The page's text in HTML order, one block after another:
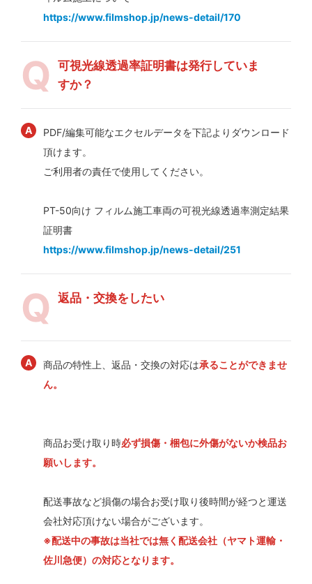
https://www.filmshop.jp/news-detail/170
可視光線透過率証明書は発行していま
すか？
PDF/編集可能なエクセルデータを下記よりダウンロード
頂けます。
ご利用者の責任で使用してください。
PT-50向け フィルム施工車両の可視光線透過率測定結果
証明書
https://www.filmshop.jp/news-detail/251
返品・交換をしたい
商品の特性上、返品・交換の対応は承ることができませ
ん。
商品お受け取り時必ず損傷・梱包に外傷がないか検品お
願いします。
配送事故など損傷の場合お受け取り後時間が経つと運送
会社対応頂けない場合がございます。
※配送中の事故は当社では無く配送会社（ヤマト運輸・
佐川急便）の対応となります。